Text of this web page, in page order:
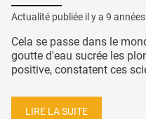
Actualité publiée il y a 9
Cela se passe dans le
goutte d'eau sucrée les
positive, constatent ces
LIRE LA SUITE